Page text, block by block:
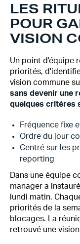
LES
POUR
VISION
Un point d'équipe
priorités,
vision commune
sans devenir une
quelques critères
Fréquence fixe
Ordre du jour
Centré sur les
reporting
Dans une équipe
manager a
lundi matin.
priorités de la
blocages. La
retrouvé une